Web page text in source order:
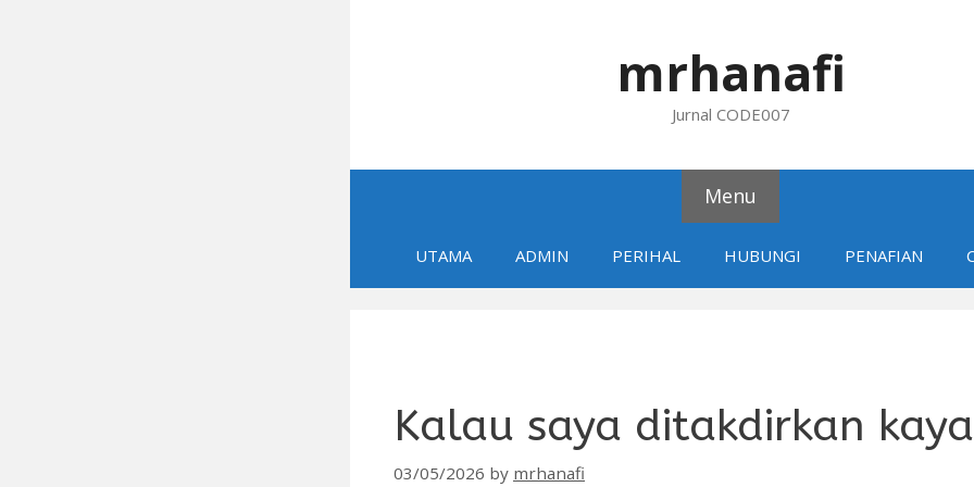
mrhanafi
Jurnal CODE007
Menu
UTAMA ADMIN PERIHAL HUBUNGI PENAFIAN
Kalau saya ditakdirkan
03/05/2026 by mrhanafi